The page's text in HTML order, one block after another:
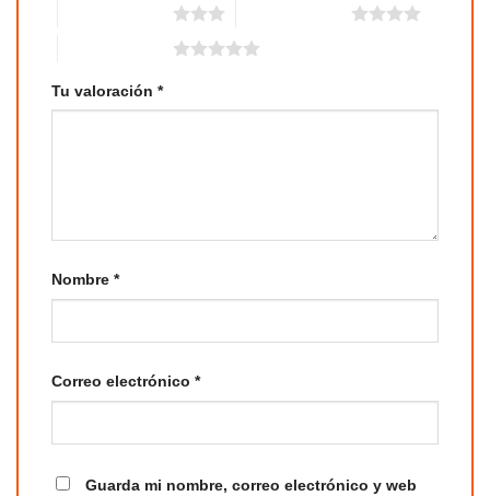
Tu valoración *
Nombre *
Correo electrónico *
Guarda mi nombre, correo electrónico y web